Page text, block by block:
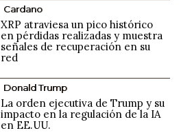
Cardano
XRP atraviesa un pico histórico
en pérdidas realizadas y muestra
señales de recuperación en su
red
Donald Trump
La orden ejecutiva de Trump y su
impacto en la regulación de la IA
en EE.UU.